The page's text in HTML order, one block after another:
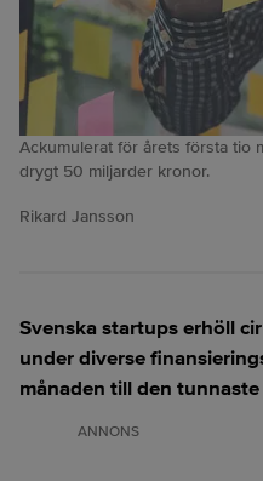
Ackumulerat för årets första tio
drygt 50 miljarder kronor.
Rikard Jansson
Svenska startups erhöll
under diverse
månaden till den
ANNONS